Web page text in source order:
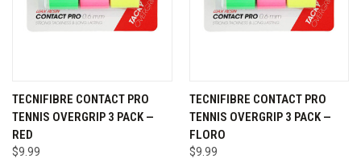
TECNIFIBRE CONTACT PRO
TENNIS OVERGRIP 3 PACK —
RED
$9.99
TECNIFIBRE CONTACT PRO
TENNIS OVERGRIP 3 PACK —
FLORO
$9.99